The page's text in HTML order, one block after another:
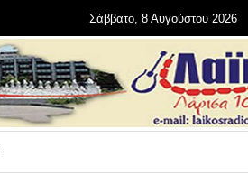
Σάββατο, 8 Αυγούστου 2026